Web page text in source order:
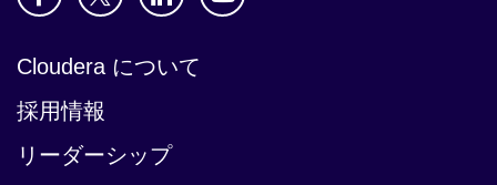
Cloudera について
採用情報
リーダーシップ